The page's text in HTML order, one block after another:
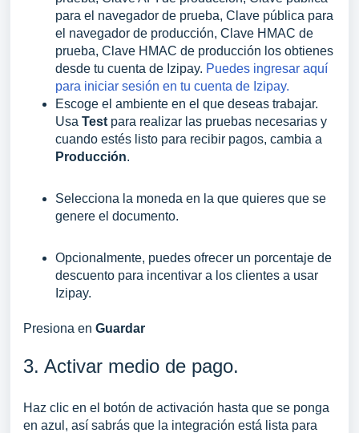
para el navegador de prueba, Clave pública para
el navegador de producción, Clave HMAC de
prueba, Clave HMAC de producción los obtienes
desde tu cuenta de Izipay. Puedes ingresar aquí
para iniciar sesión en tu cuenta de Izipay.
Escoge el ambiente en el que deseas trabajar.
Usa Test para realizar las pruebas necesarias y
cuando estés listo para recibir pagos, cambia a
Producción.
Selecciona la moneda en la que quieres que se
genere el documento.
Opcionalmente, puedes ofrecer un porcentaje de
descuento para incentivar a los clientes a usar
Izipay.
Presiona en Guardar
3. Activar medio de pago.
Haz clic en el botón de activación hasta que se ponga
en azul, así sabrás que la integración está lista para